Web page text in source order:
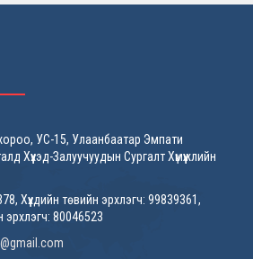
хороо, УС-15, Улаанбаатар Эмпати
Хүүхэд-Залуучуудын Сургалт Хүмүүжлийн
Хүүхдийн төвийн эрхлэгч: 99839361,
эрхлэгч: 80046523